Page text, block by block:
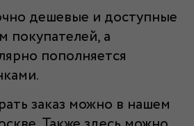
дешевые и доступные
покупателей, а
пополняется
заказ можно в нашем